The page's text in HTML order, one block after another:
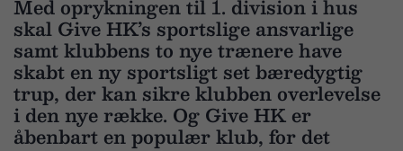
Med oprykningen til 1. division i hus
skal Give HK’s sportslige ansvarlige
samt klubbens to nye trænere have
skabt en ny sportsligt set bæredygtig
trup, der kan sikre klubben overlevelse
i den nye række. Og Give HK er
åbenbart en populær klub, for det